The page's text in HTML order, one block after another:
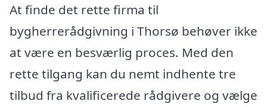
At finde det rette firma til
bygherrerådgivning i Thorsø behøver ikke
at være en besværlig proces. Med den
rette tilgang kan du nemt indhente tre
tilbud fra kvalificerede rådgivere og vælge